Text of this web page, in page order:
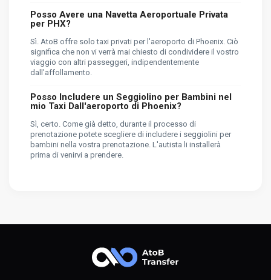
Posso Avere una Navetta Aeroportuale Privata
per PHX?
Sì. AtoB offre solo taxi privati per l'aeroporto di Phoenix. Ciò
significa che non vi verrà mai chiesto di condividere il vostro
viaggio con altri passeggeri, indipendentemente
dall'affollamento.
Posso Includere un Seggiolino per Bambini nel
mio Taxi Dall'aeroporto di Phoenix?
Sì, certo. Come già detto, durante il processo di
prenotazione potete scegliere di includere i seggiolini per
bambini nella vostra prenotazione. L'autista li installerà
prima di venirvi a prendere.